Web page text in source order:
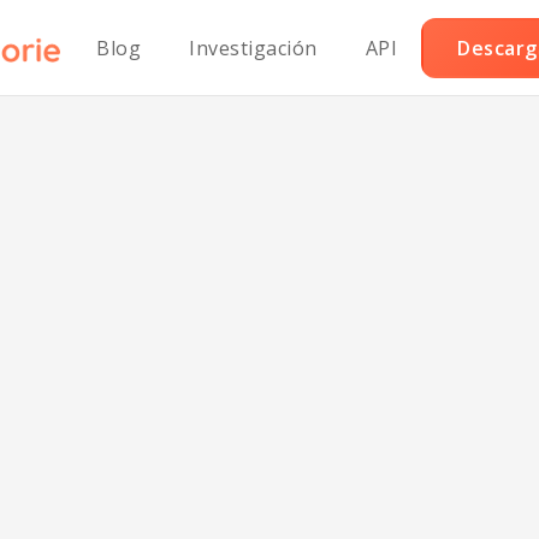
Blog Investigación API